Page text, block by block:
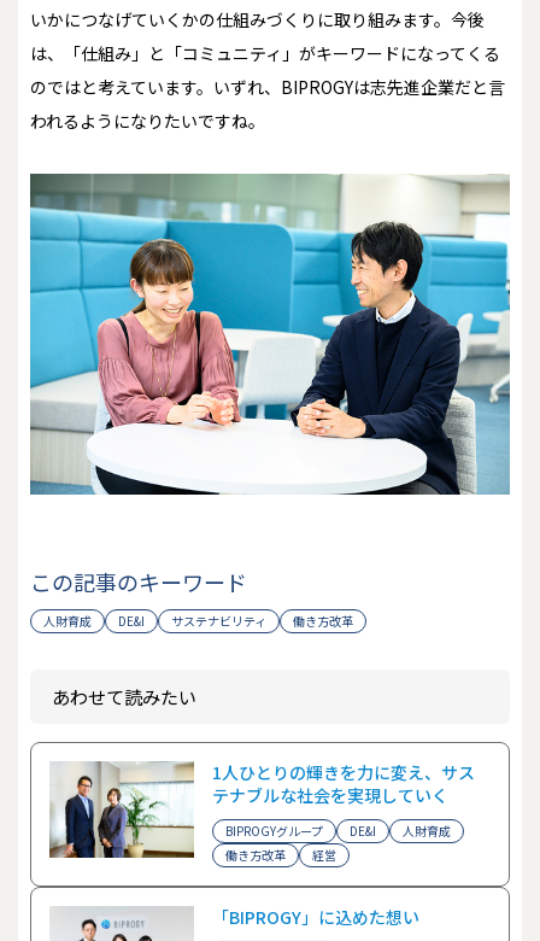
いかにつなげていくかの仕組みづくりに取り組みます。今後
は、「仕組み」と「コミュニティ」がキーワードになってくる
のではと考えています。いずれ、BIPROGYは志先進企業だと言
われるようになりたいですね。
この記事のキーワード
人財育成 DE&I サステナビリティ 働き方改革
あわせて読みたい
1人ひとりの輝きを力に変え、サス
テナブルな社会を実現していく
BIPROGYグループ DE&I
人財育成
働き方改革
経営
「BIPROGY」に込めた想い